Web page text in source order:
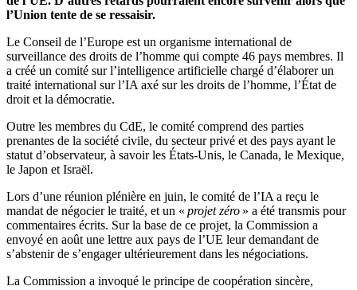
l’Union tente de se ressaisir.
Le Conseil de l’Europe est un organisme international de
surveillance des droits de l’homme qui compte 46 pays membres. Il
a créé un comité sur l’intelligence artificielle chargé d’élaborer un
traité international sur l’IA axé sur les droits de l’homme, l’État de
droit et la démocratie.
Outre les membres du CdE, le comité comprend des parties
prenantes de la société civile, du secteur privé et des pays ayant le
statut d’observateur, à savoir les États-Unis, le Canada, le Mexique,
le Japon et Israël.
Lors d’une réunion plénière en juin, le comité de l’IA a reçu le
mandat de négocier le traité, et un « projet zéro » a été transmis pour
commentaires écrits. Sur la base de ce projet, la Commission a
envoyé en août une lettre aux pays de l’UE leur demandant de
s’abstenir de s’engager ultérieurement dans les négociations.
La Commission a invoqué le principe de coopération sincère,